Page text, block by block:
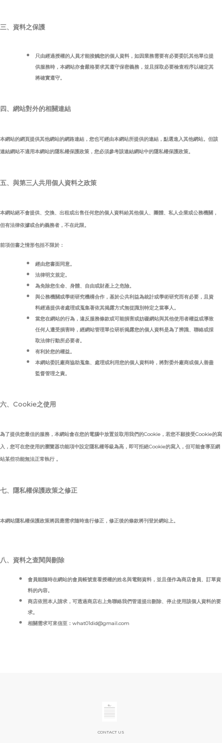
三、資料之保護
只由經過授權的人員才能接觸您的個人資料，如因業務需要有必要委託其他單位提
供服務時，本網站亦會嚴格要求其遵守保密義務，並且採取必要檢查程序以確定其
將確實遵守。
四、網站對外的相關連結
本網站的網頁提供其他網站的網路連結，您也可經由本網站所提供的連結，點選進入其他網站。但該
連結網站不適用本網站的隱私權保護政策，您必須參考該連結網站中的隱私權保護政策。
五、與第三人共用個人資料之政策
本網站絕不會提供、交換、出租或出售任何您的個人資料給其他個人、團體、私人企業或公務機關，
但有法律依據或合約義務者，不在此限。
前項但書之情形包括不限於：
經由您書面同意。
法律明文規定。
為免除您生命、身體、自由或財產上之危險。
與公務機關或學術研究機構合作，基於公共利益為統計或學術研究而有必要，且資
料經過提供者處理或蒐集著依其揭露方式無從識別特定之當事人。
當您在網站的行為，違反服務條款或可能損害或妨礙網站與其他使用者權益或導致
任何人遭受損害時，經網站管理單位研析揭露您的個人資料是為了辨識、聯絡或採
取法律行動所必要者。
有利於您的權益。
本網站委託廠商協助蒐集、處理或利用您的個人資料時，將對委外廠商或個人善盡
監督管理之責。
六、Cookie之使用
為了提供您最佳的服務，本網站會在您的電腦中放置並取用我們的Cookie，若您不願接受Cookie的寫
入，您可在您使用的瀏覽器功能項中設定隱私權等級為高，即可拒絕Cookie的寫入，但可能會導至網
站某些功能無法正常執行 。
七、隱私權保護政策之修正
本網站隱私權保護政策將因應需求隨時進行修正，修正後的條款將刊登於網站上。
八、資料之查閱與刪除
會員能隨時在網站的會員帳號查看授權的姓名與電郵資料，並且僅作為商店會員、訂單資
料的內容。
商店依照本人請求，可透過商店右上角聯絡我們管道提出刪除、停止使用該個人資料的要
求。
相關需求可來信至：what01did@gmail.com
CONTACT US